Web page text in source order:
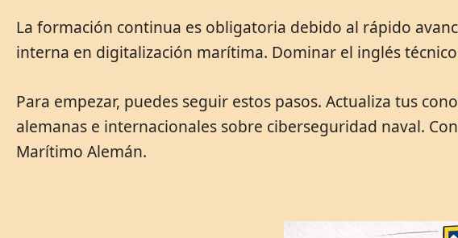
La formación continua es obligatoria debido al rápido
interna en digitalización marítima. Dominar el inglés
Para empezar, puedes seguir estos pasos. Actualiza tus
alemanas e internacionales sobre ciberseguridad naval.
Marítimo Alemán.